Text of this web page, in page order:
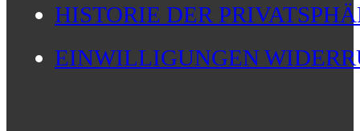
HISTORIE DER
EINWILLIGUNGEN